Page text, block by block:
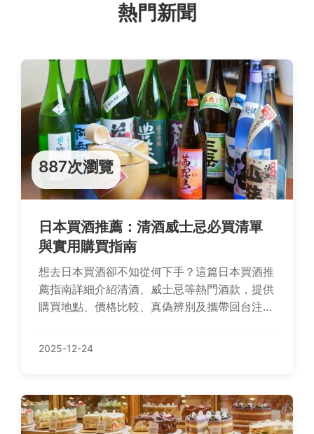
熱門新聞
887次瀏覽
日本買酒推薦：清酒威士忌必買清單
與實用購買指南
想去日本買酒卻不知從何下手？這篇日本買酒推
薦指南詳細介紹清酒、威士忌等熱門酒款，提供
購買地點、價格比較、真偽辨別及攜帶回台注意
訊，解決你的所有疑問。
2025-12-24